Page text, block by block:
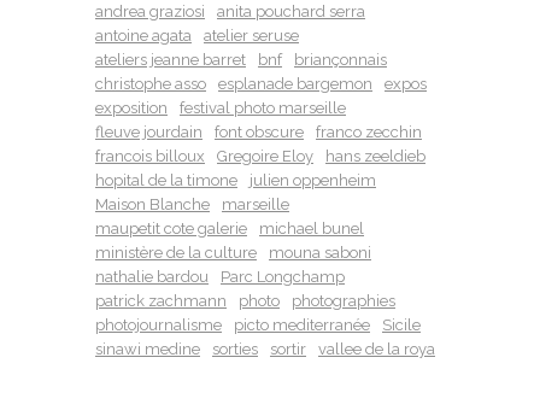
andrea graziosi
anita pouchard serra
antoine agata
atelier seruse
ateliers jeanne barret
bnf
briançonnais
christophe asso
esplanade bargemon
expos
exposition
festival photo marseille
fleuve jourdain
font obscure
franco zecchin
francois billoux
Gregoire Eloy
hans zeeldieb
hopital de la timone
julien oppenheim
Maison Blanche
marseille
maupetit cote galerie
michael bunel
ministère de la culture
mouna saboni
nathalie bardou
Parc Longchamp
patrick zachmann
photo
photographies
photojournalisme
picto mediterranée
Sicile
sinawi medine
sorties sortir vallee de la roya